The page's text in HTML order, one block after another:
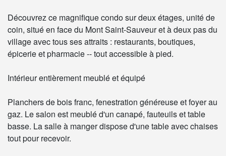
Découvrez ce magnifique condo sur deux étages, unité de
coin, situé en face du Mont Saint-Sauveur et à deux pas du
village avec tous ses attraits : restaurants, boutiques,
épicerie et pharmacie -- tout accessible à pied.
Intérieur entièrement meublé et équipé
Planchers de bois franc, fenestration généreuse et foyer au
gaz. Le salon est meublé d'un canapé, fauteuils et table
basse. La salle à manger dispose d'une table avec chaises
tout pour recevoir.